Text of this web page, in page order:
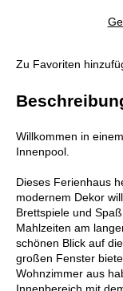
Zu Favoriten
Willkommen in
Innenpool.
Dieses Ferienhaus
modernem Dekor
Brettspiele und
Mahlzeiten am
schönen Blick auf
großen Fenster
Wohnzimmer aus